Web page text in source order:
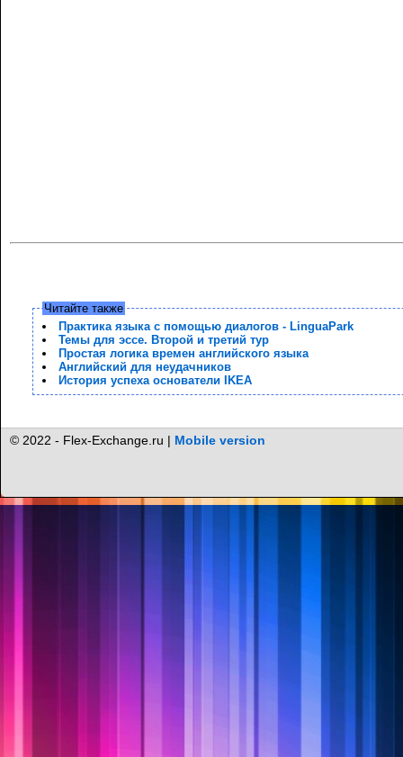
Читайте также
Практика языка с помощью диалогов - LinguaPark
Темы для эссе. Второй и третий тур
Простая логика времен английского языка
Английский для неудачников
История успеха основатели IKEA
© 2022 - Flex-Exchange.ru | Mobile version